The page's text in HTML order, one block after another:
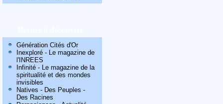
Génération Cités d'Or
Inexploré - Le magazine de
l'INREES
Infinité - Le magazine de la
spiritualité et des mondes
invisibles
Natives - Des Peuples -
Des Racines